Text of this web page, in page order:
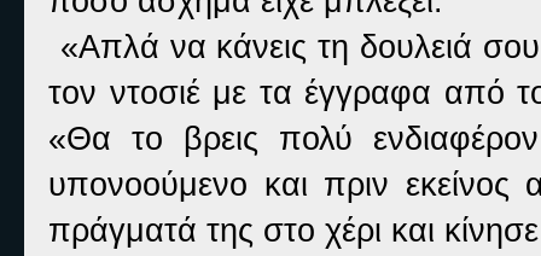
«Απλά να κάνεις τη δουλειά
τον ντοσιέ με τα έγγραφα από
«Θα το βρεις πολύ
υπονοούμενο και πριν εκείνος
πράγματά της στο χέρι και